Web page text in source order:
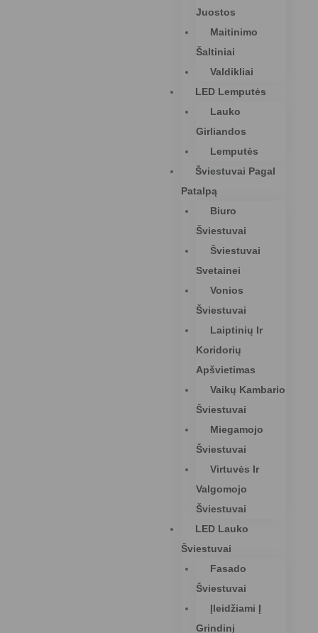
Juostos
Maitinimo
Šaltiniai
Valdikliai
LED Lemputės
Lauko
Girliandos
Lemputės
Šviestuvai Pagal
Patalpą
Biuro
Šviestuvai
Šviestuvai
Svetainei
Vonios
Šviestuvai
Laiptinių Ir
Koridorių
Apšvietimas
Vaikų Kambario
Šviestuvai
Miegamojo
Šviestuvai
Virtuvės Ir
Valgomojo
Šviestuvai
LED Lauko
Šviestuvai
Fasado
Šviestuvai
Įleidžiami Į
Grindinį